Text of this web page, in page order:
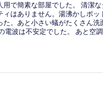
用で簡素な部屋でした。 清潔
ィはありません。湯沸かしポッ
た。あと小さい蟻がたくさん洗
電波は不安定でした。 あと空